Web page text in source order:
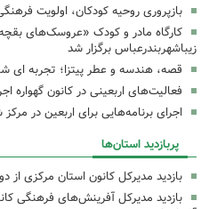
بازپروری روحیه کودکان، اولویت
کارگاه مادر و کودک «عروسک‌های
زیباشهربندرعباس برگزار شد
قصه، هندسه و عطر پیتزا؛ تجربه ای
فعالیت‌های اربعینی در کانون گهواره
اجرای برنامه‌هایی برای اربعین در مرکز شماره ۳ کانون
پربازدید استان‌ها
بازدید مدیرکل کانون استان مرکزی
بازدید مدیرکل آفرینش‌های فرهنگی